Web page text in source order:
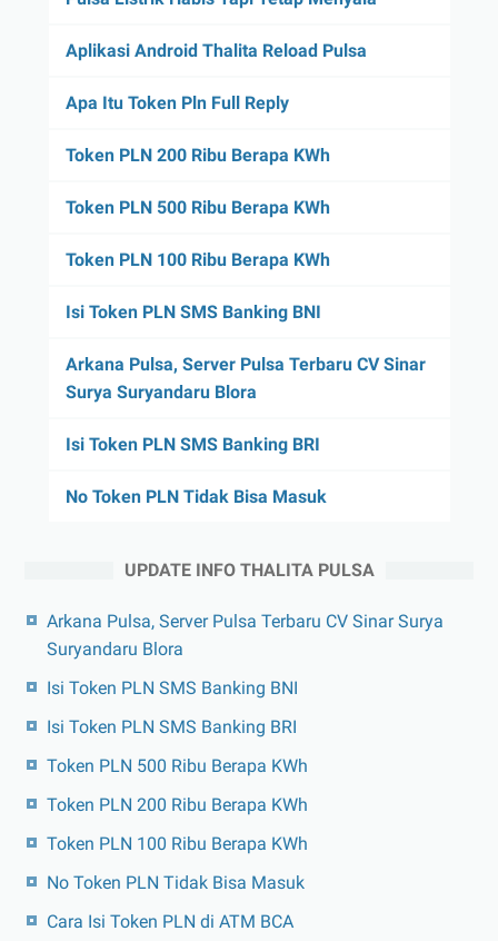
Aplikasi Android Thalita Reload Pulsa
Apa Itu Token Pln Full Reply
Token PLN 200 Ribu Berapa KWh
Token PLN 500 Ribu Berapa KWh
Token PLN 100 Ribu Berapa KWh
Isi Token PLN SMS Banking BNI
Arkana Pulsa, Server Pulsa Terbaru CV Sinar
Surya Suryandaru Blora
Isi Token PLN SMS Banking BRI
No Token PLN Tidak Bisa Masuk
UPDATE INFO THALITA PULSA
Arkana Pulsa, Server Pulsa Terbaru CV Sinar Surya
Suryandaru Blora
Isi Token PLN SMS Banking BNI
Isi Token PLN SMS Banking BRI
Token PLN 500 Ribu Berapa KWh
Token PLN 200 Ribu Berapa KWh
Token PLN 100 Ribu Berapa KWh
No Token PLN Tidak Bisa Masuk
Cara Isi Token PLN di ATM BCA